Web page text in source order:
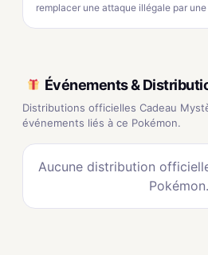
remplacer une attaque illégale par
Événements &
Distributions officielles Cadeau
événements liés à ce Pokémon.
Aucune distribution
Pokémon.